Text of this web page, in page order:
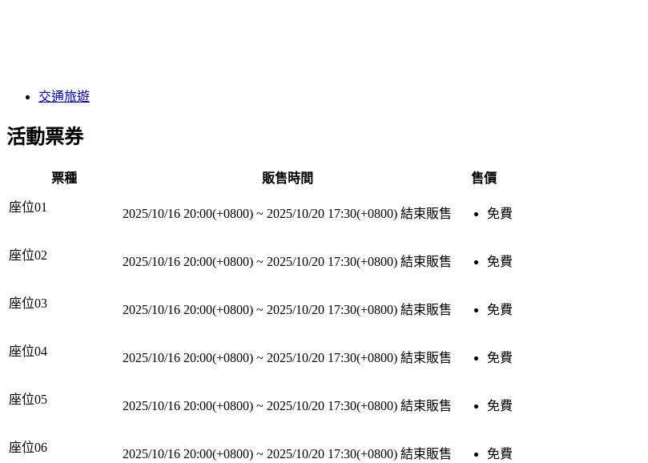
交通旅遊
活動票券
票種 販售時間 售價
座位01 2025/10/16 20:00(+0800) ~ 2025/10/20 17:30(+0800) 結束販售 免費
座位02 2025/10/16 20:00(+0800) ~ 2025/10/20 17:30(+0800) 結束販售 免費
座位03 2025/10/16 20:00(+0800) ~ 2025/10/20 17:30(+0800) 結束販售 免費
座位04 2025/10/16 20:00(+0800) ~ 2025/10/20 17:30(+0800) 結束販售 免費
座位05 2025/10/16 20:00(+0800) ~ 2025/10/20 17:30(+0800) 結束販售 免費
座位06 2025/10/16 20:00(+0800) ~ 2025/10/20 17:30(+0800) 結束販售 免費